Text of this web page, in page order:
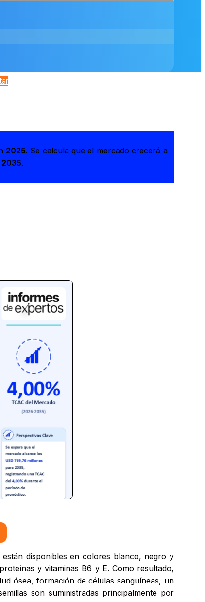
2025. Se calcula que el mercado crecerá a
2035.
están disponibles en colores blanco, negro y
y vitaminas B6 y E. Como resultado,
ósea, formación de células sanguíneas, un
son suministradas principalmente por